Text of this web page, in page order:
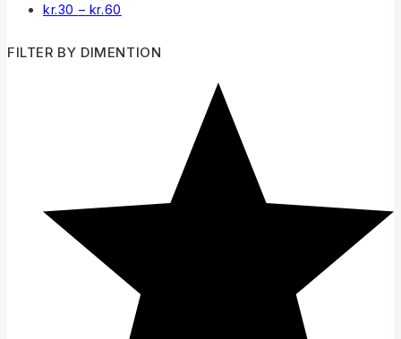
kr.30 – kr.60
til
FILTER BY DIMENTION